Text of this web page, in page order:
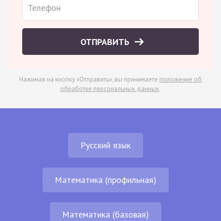
ОТПРАВИТЬ
Нажимая на кнопку «Отправить», вы принимаете положение об
обработке персональных данных.
Русский язык
Математика (профильная)
Математика (базовая)